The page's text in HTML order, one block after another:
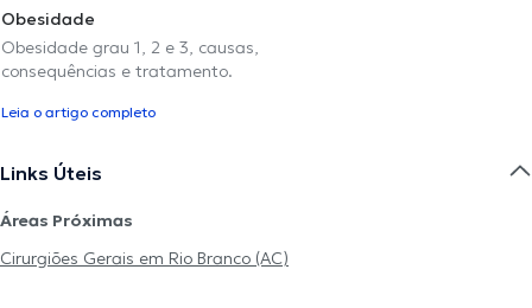
Obesidade
Obesidade grau 1, 2 e 3, causas,
consequências e tratamento.
Leia o artigo completo
Links Úteis
Áreas Próximas
Cirurgiões Gerais em Rio Branco (AC)